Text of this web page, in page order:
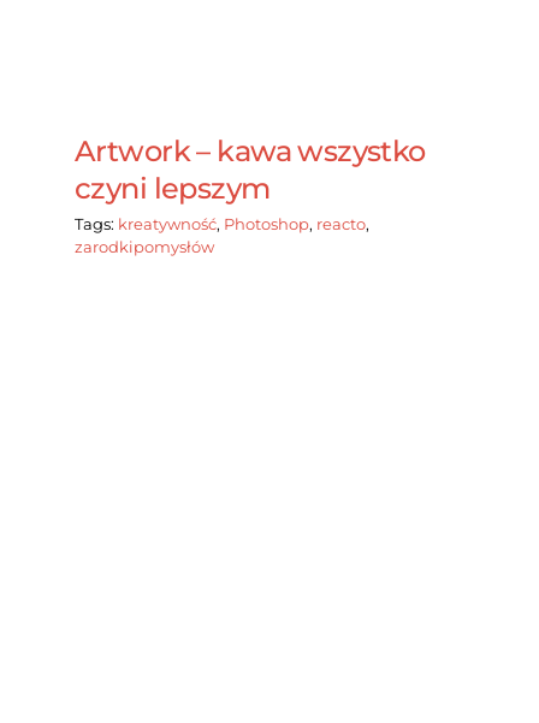
Artwork – kawa wszystko
czyni lepszym
Tags: kreatywność, Photoshop, reacto,
zarodkipomysłów